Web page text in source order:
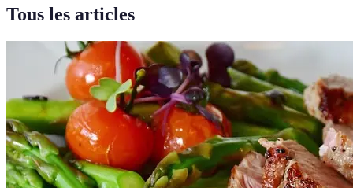
Tous les articles